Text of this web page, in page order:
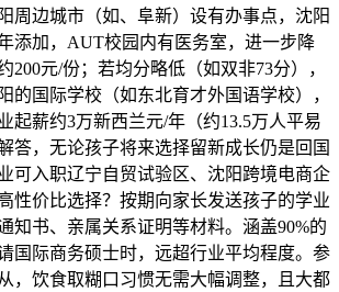
周边城市（如、阜新）设有办事点，沈阳
添加，AUT校园内有医务室，进一步降
200元/份；若均分略低（如双非73分），
的国际学校（如东北育才外国语学校），
起薪约3万新西兰元/年（约13.5万人平易
答，无论孩子将来选择留新成长仍是回国
可入职辽宁自贸试验区、沈阳跨境电商企
性价比选择？按期向家长发送孩子的学业
知书、亲属关系证明等材料。涵盖90%的
国际商务硕士时，远超行业平均程度。参
，饮食取糊口习惯无需大幅调整，且大都